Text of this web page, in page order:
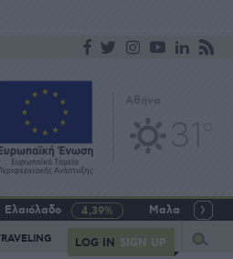
Ελαιόλαδο 4,39% Μαλακό σιτάρι
LOG IN SIGN UP